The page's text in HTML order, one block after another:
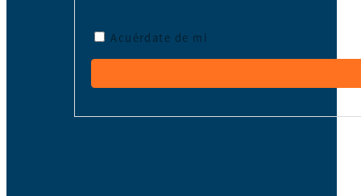
Acuérdate de mí